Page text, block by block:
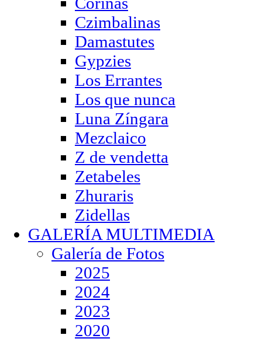
Czimbalinas
Damastutes
Gypzies
Los Errantes
Los que nunca
Luna Zíngara
Mezclaico
Z de vendetta
Zetabeles
Zhuraris
Zidellas
GALERÍA MULTIMEDIA
Galería de Fotos
2025
2024
2023
2020